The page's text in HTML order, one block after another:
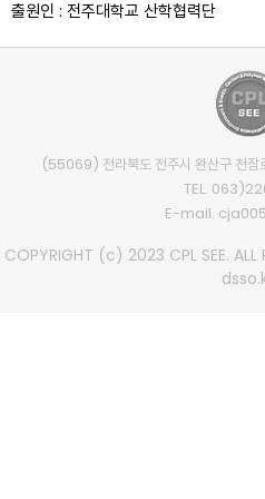
출원인 : 전주대학교 산학협력단
(55069) 전라북도 전주시 완산구 천
TEL.
E-mail.
COPYRIGHT (c) 2023 CPL SEE.